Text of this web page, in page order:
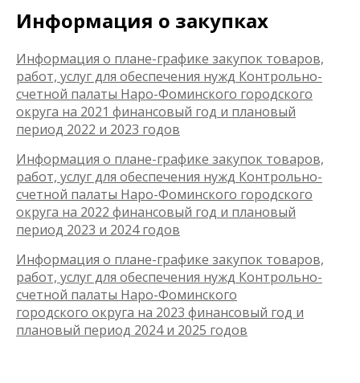
Информация о закупках
Информация о плане-графике закупок товаров,
работ, услуг для обеспечения нужд Контрольно-
счетной палаты Наро-Фоминского городского
округа на 2021 финансовый год и плановый
период 2022 и 2023 годов
Информация о плане-графике закупок товаров,
работ, услуг для обеспечения нужд Контрольно-
счетной палаты Наро-Фоминского городского
округа на 2022 финансовый год и плановый
период 2023 и 2024 годов
Информация о плане-графике закупок товаров,
работ, услуг для обеспечения нужд Контрольно-
счетной палаты Наро-Фоминского
городского округа на 2023 финансовый год и
плановый период 2024 и 2025 годов